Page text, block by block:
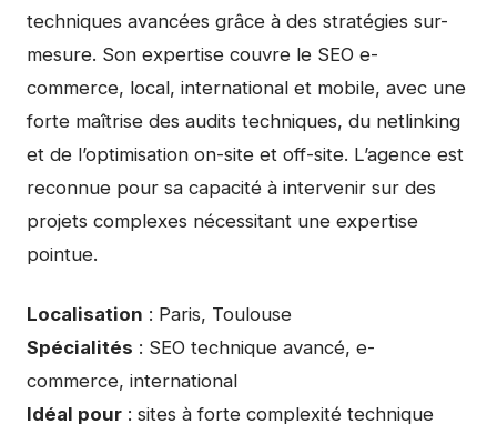
techniques avancées grâce à des stratégies sur-
mesure. Son expertise couvre le SEO e-
commerce, local, international et mobile, avec une
forte maîtrise des audits techniques, du netlinking
et de l’optimisation on-site et off-site. L’agence est
reconnue pour sa capacité à intervenir sur des
projets complexes nécessitant une expertise
pointue.
Localisation : Paris, Toulouse
Spécialités : SEO technique avancé, e-
commerce, international
Idéal pour : sites à forte complexité technique